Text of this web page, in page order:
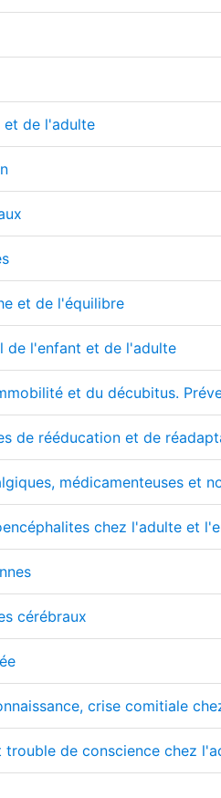
et de l'adulte
et de l'équilibre
de l'enfant et de l'adulte
et du décubitus.
de rééducation et de
médicamenteuses et
chez l'adulte et
cérébraux
crise comitiale
trouble de conscience chez